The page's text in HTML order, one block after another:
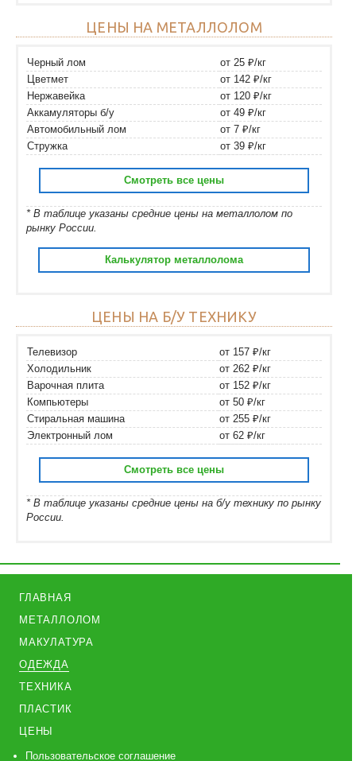
ЦЕНЫ НА МЕТАЛЛОЛОМ
Черный лом
от 25 ₽/кг
Цветмет
от 142 ₽/кг
Нержавейка
от 120 ₽/кг
Аккамуляторы б/у
от 49 ₽/кг
Автомобильный лом
от 7 ₽/кг
Стружка
от 39 ₽/кг
Смотреть все цены
* В таблице указаны средние цены на металлолом по
рынку России.
Калькулятор металлолома
ЦЕНЫ НА Б/У ТЕХНИКУ
Телевизор
от 157 ₽/кг
Холодильник
от 262 ₽/кг
Варочная плита
от 152 ₽/кг
Компьютеры
от 50 ₽/кг
Стиральная машина
от 255 ₽/кг
Электронный лом
от 62 ₽/кг
Смотреть все цены
* В таблице указаны средние цены на б/у технику по рынку
России.
ГЛАВНАЯ
МЕТАЛЛОЛОМ
МАКУЛАТУРА
ОДЕЖДА
ТЕХНИКА
ПЛАСТИК
ЦЕНЫ
Пользовательское соглашение